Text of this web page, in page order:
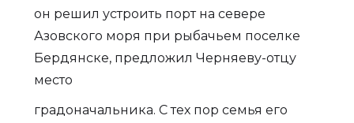
он решил устроить порт на севере
Азовского моря при рыбачьем поселке
Бердянске, предложил Черняеву-отцу
место
градоначальника. С тех пор семья его